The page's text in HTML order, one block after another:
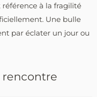
à la fragilité
Une bulle
par éclater un jour ou
rencontre